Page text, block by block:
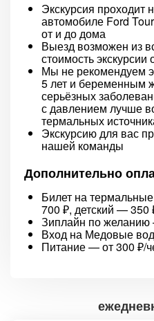
Экскурсия проходит
автомобиле Ford
от и до дома
Выезд возможен из
стоимость экскурсии
Мы не рекомендуем
5 лет и беременным
серьёзных
с давлением лучше
термальных
Экскурсию для вас
нашей команды
Дополнительно
Билет на
700 ₽, детский — 350
Зиплайн по
Вход на Медовые
Питание — от 300 ₽/